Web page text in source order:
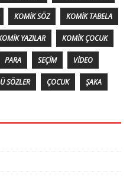
KOMIK SÖZ KOMIK TABELA
YAZILAR KOMIK ÇOCUK
PARA SEÇIM VIDEO
SÖZLER ÇOCUK ŞAKA